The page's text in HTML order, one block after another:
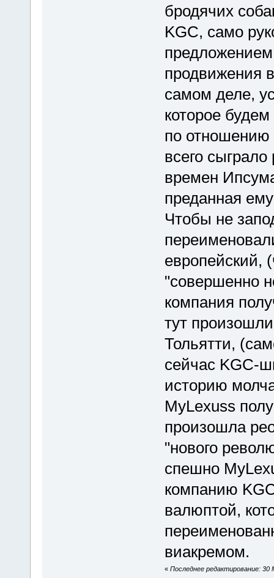
бродячих
KGC, само
продвижения
самом деле,
которое
по отношению
всего
времен
преданная
Чтобы не
европейский,
"совершенно
компания
тут
Тольятти,
сейчас KGC-
историю
MyLexuss
произошла
"нового
спешно
компанию
валюптой,
виакремом.
« Последнее редактирование: